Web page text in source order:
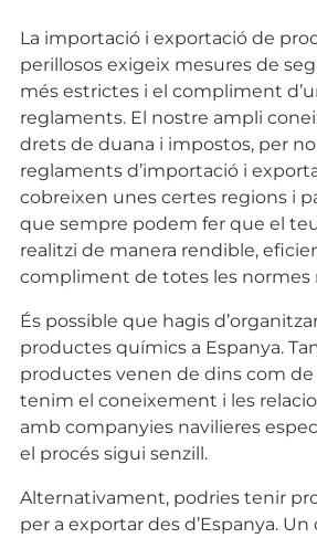
La importació i exportació de
perillosos exigeix mesures de
més estrictes i el compliment
reglaments. El nostre ampli
drets de duana i impostos, per
reglaments d’importació i
cobreixen unes certes regions i
que sempre podem fer que el
realitzi de manera rendible,
compliment de totes les normes
És possible que hagis
productes químics a Espanya.
productes venen de dins com de
tenim el coneixement i les
amb companyies navilieres
el procés sigui senzill.
Alternativament, podries tenir
per a exportar des d’Espanya.